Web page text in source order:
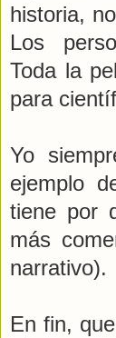
historia,
Los
Toda la
para
Yo
ejemplo
tiene por
más
narrativo).
En fin,